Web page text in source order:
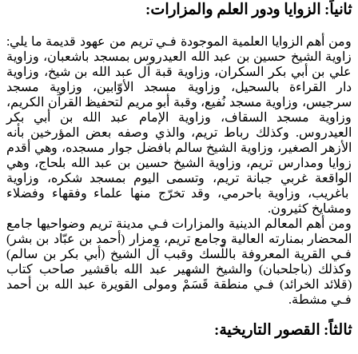
ثانياً: الزوايا ودور العلم والمزارات:
ومن أهم الزوايا العلمية الموجودة فـي تريم من عهود قديمة ما يلي:
زاوية الشيخ حسين بن عبد الله العيدروس بمسجد باشعبان، وزاوية
علي بن أبي بكر السكران، وزاوية قبة آل عبد الله بن شيخ، وزاوية
دار القراءة بالسحيل، وزاوية مسجد الأوّابين، وزاوية مسجد
سرجيس، وزاوية مسجد نُفيع، وقبة أبو مريم لتحفيظ القرآن الكريم،
وزاوية مسجد السقاف، وزاوية الإمام عبد الله بن أبي بكر
العيدروس. وكذلك رباط تريم، والذي وصفه بعض المؤرخين بأنه
الأزهر الصغير، وزاوية الشيخ سالم بافضل جوار مسجده، وهي أقدم
زوايا ومدارس تريم، وزاوية الشيخ حسين بن عبد الله بلحاج، وهي
الواقعة غربي جبانة تريم، وتسمى اليوم بمسجد شكره، وزاوية
باغريب، وزاوية باحرمي، وقد تخرّج منها علماء وفقهاء وفضلاء
ومشايخ كثيرون.
ومن أهم المعالم الدينية والمزارات فـي مدينة تريم وضواحيها جامع
المحضار بمنارته العالية وجامع تريم، ومزار (أحمد بن عبّاد بن بشر)
فـي القرية المعروفة باللّسك وقبب آل الشيخ (أبي بكر بن سالم)
وكذلك (باجلحبان) والشيخ الشهير عبد الله باقشير صاحب كتاب
(قلائد الخرائد) فـي منطقة قَسَمْ ومولى القويرة عبد الله بن أحمد
فـي مشطة.
ثالثاً: القصور التاريخية: